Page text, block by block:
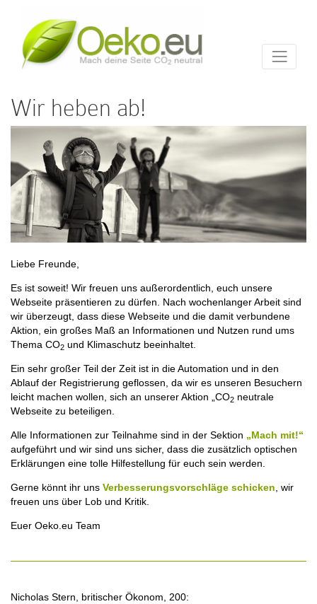
Wir heben ab!
Liebe Freunde,
Es ist soweit! Wir freuen uns außerordentlich, euch unsere
Webseite präsentieren zu dürfen. Nach wochenlanger Arbeit sind
wir überzeugt, dass diese Webseite und die damit verbundene
Aktion, ein großes Maß an Informationen und Nutzen rund ums
Thema CO2 und Klimaschutz beeinhaltet.
Ein sehr großer Teil der Zeit ist in die Automation und in den
Ablauf der Registrierung geflossen, da wir es unseren Besuchern
leicht machen wollen, sich an unserer Aktion „CO2 neutrale
Webseite zu beteiligen.
Alle Informationen zur Teilnahme sind in der Sektion „Mach mit!“
aufgeführt und wir sind uns sicher, dass die zusätzlich optischen
Erklärungen eine tolle Hilfestellung für euch sein werden.
Gerne könnt ihr uns Verbesserungsvorschläge schicken, wir
freuen uns über Lob und Kritik.
Euer Oeko.eu Team
Nicholas Stern, britischer Ökonom, 200: